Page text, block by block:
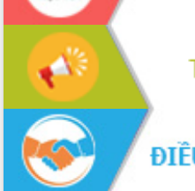
Thủ tướng Chính phủ Phạm Minh Chính
kiểm tra, chỉ đạo hoàn thành các dự
án cao tốc và thăm khu tái định cư tại
Đắk Lắk
Sôi nổi Hội đua ngựa truyền thống Gò
Thì Thùng mừng Xuân Bính Ngọ 2026
Lãnh đạo tỉnh dâng hương tưởng niệm
tại Đập Đồng Cam đầu Xuân Bính Ngọ
Ngành nông nghiệp phấn đấu tăng
trưởng đạt 5,86% trong năm 2026